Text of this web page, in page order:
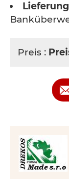
Preis :